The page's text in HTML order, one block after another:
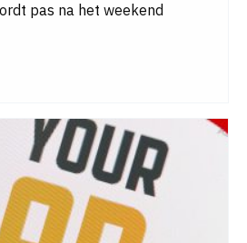
pas na het weekend